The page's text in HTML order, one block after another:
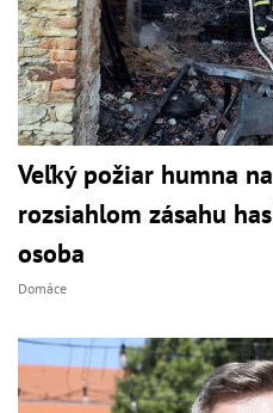
Veľký požiar humna
rozsiahlom zásahu
osoba
Domáce